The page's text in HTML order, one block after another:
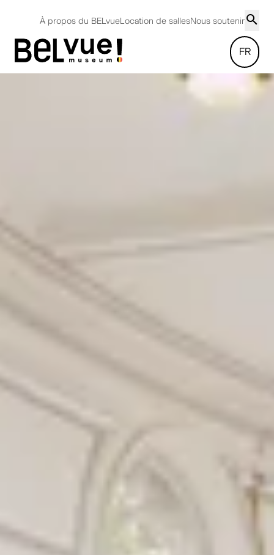
À propos du BELvueLocation de sallesNous soutenir
FR